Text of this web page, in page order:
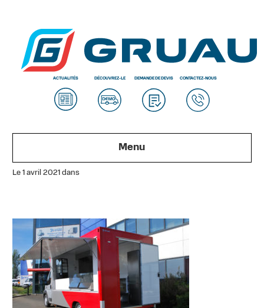
ACTUALITÉS DÉCOUVREZ-LE DEMANDE DE DEVIS CONTACTEZ-NOUS
Menu
Le 1 avril 2021 dans